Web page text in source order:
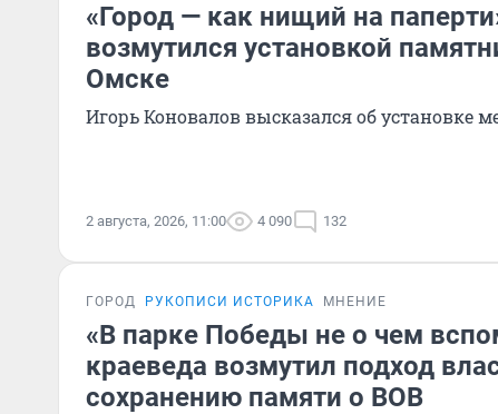
«Город — как нищий на
возмутился установкой
Омске
Игорь Коновалов высказался об установке
2 августа, 2026, 11:00 4 090 132
ГОРОД РУКОПИСИ ИСТОРИКА МНЕНИЕ
«В парке Победы не о чем
краеведа возмутил подход
сохранению памяти о ВОВ